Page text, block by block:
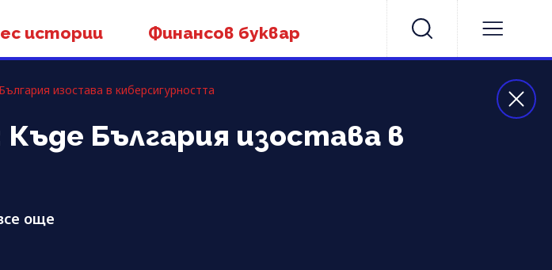
истории Финансов буквар
изостава в киберсигурността
България изостава в
още